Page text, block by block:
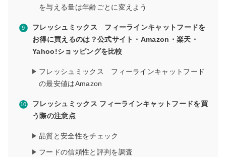
を与える量は年齢ごとに変えよう
フレッシュミックス フィーラインキャットフードを
お得に買えるのは？公式サイト・Amazon・楽天・
Yahoo!ショッピングを比較
フレッシュミックス フィーラインキャットフード
の最安値はAmazon
フレッシュミックス フィーラインキャットフードを買
う際の注意点
品質と安全性をチェック
フードの信頼性と評判を調査